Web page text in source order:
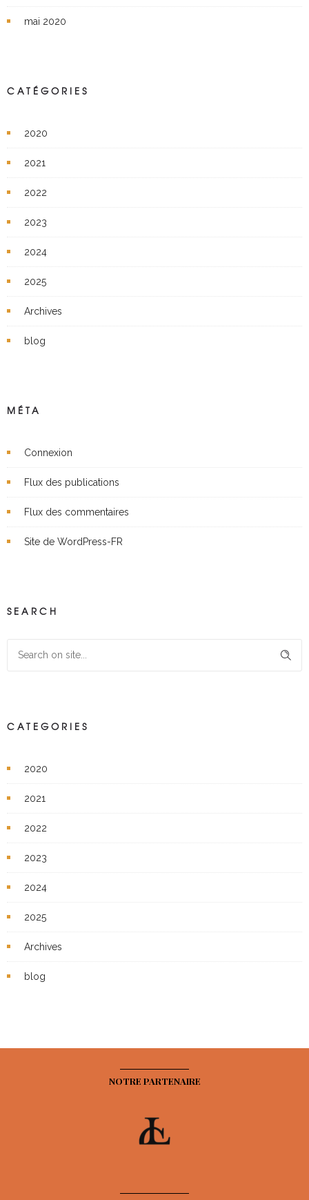
mai 2020
CATÉGORIES
2020
2021
2022
2023
2024
2025
Archives
blog
MÉTA
Connexion
Flux des publications
Flux des commentaires
Site de WordPress-FR
SEARCH
CATEGORIES
2020
2021
2022
2023
2024
2025
Archives
blog
NOTRE PARTENAIRE